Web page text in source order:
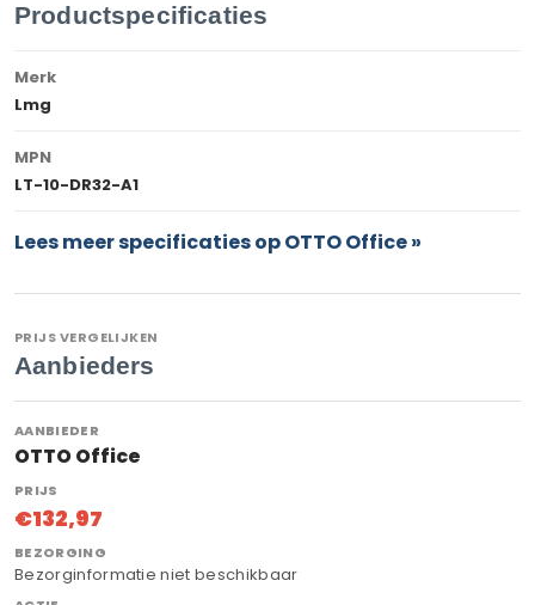
Productspecificaties
Merk
Lmg
MPN
LT-10-DR32-A1
Lees meer specificaties op OTTO Office »
PRIJS VERGELIJKEN
Aanbieders
OTTO Office
€132,97
Bezorginformatie niet beschikbaar